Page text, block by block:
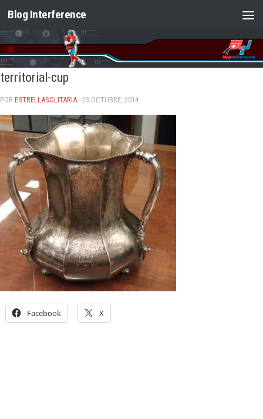
Saltar al contenido
Blog Interference
territorial-cup
POR ESTRELLASOLITARIA · 23 OCTUBRE, 2014
Facebook X